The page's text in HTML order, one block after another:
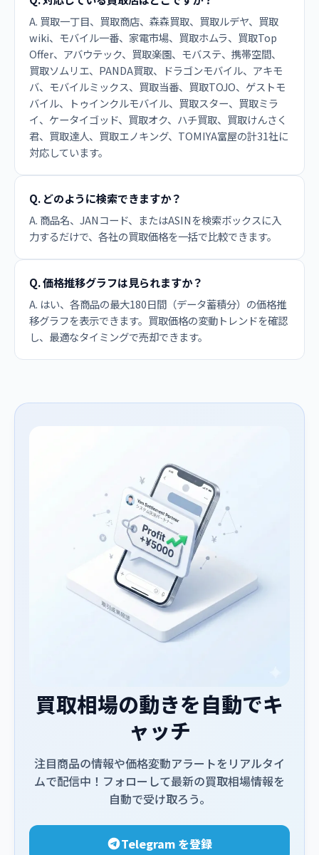
A. 買取一丁目、買取商店、森森買取、買取ルデヤ、買取
wiki、モバイル一番、家電市場、買取ホムラ、買取Top
Offer、アバウテック、買取楽園、モバステ、携帯空間、
買取ソムリエ、PANDA買取、ドラゴンモバイル、アキモ
バ、モバイルミックス、買取当番、買取TOJO、ゲストモ
バイル、トゥインクルモバイル、買取スター、買取ミラ
イ、ケータイゴッド、買取オク、ハチ買取、買取けんさく
君、買取達人、買取エノキング、TOMIYA富屋の計31社に
対応しています。
Q. どのように検索できますか？
A. 商品名、JANコード、またはASINを検索ボックスに入
力するだけで、各社の買取価格を一括で比較できます。
Q. 価格推移グラフは見られますか？
A. はい、各商品の最大180日間（データ蓄積分）の価格推
移グラフを表示できます。買取価格の変動トレンドを確認
し、最適なタイミングで売却できます。
買取相場の動きを自動でキ
ャッチ
注目商品の情報や価格変動アラートをリアルタイ
ムで配信中！フォローして最新の買取相場情報を
自動で受け取ろう。
Telegram を登録